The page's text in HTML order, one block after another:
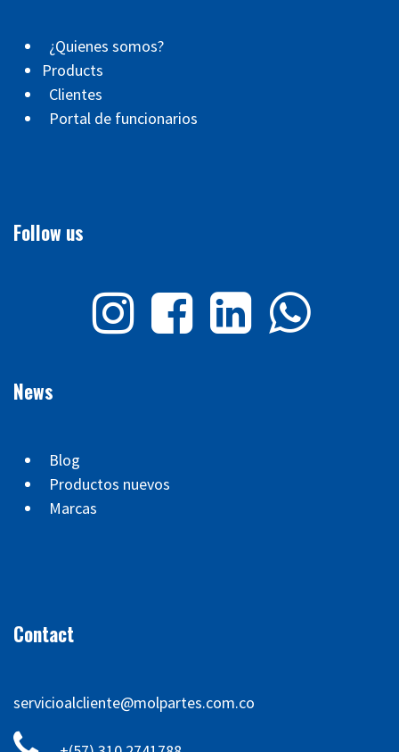
¿Quienes somos?
Products
Clientes
Portal de funcionarios
Follow us
News
Blog
Productos nuevos
Marcas
Contact
servicioalcliente@molpartes.com.co